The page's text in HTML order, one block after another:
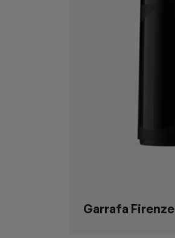
Garrafa Firenze